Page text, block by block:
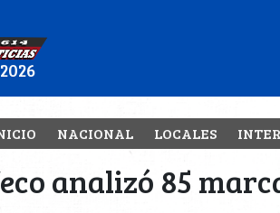
NACIONAL LOCALES
analizó 85